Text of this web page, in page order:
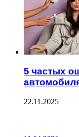
5 частых
22.11.2025